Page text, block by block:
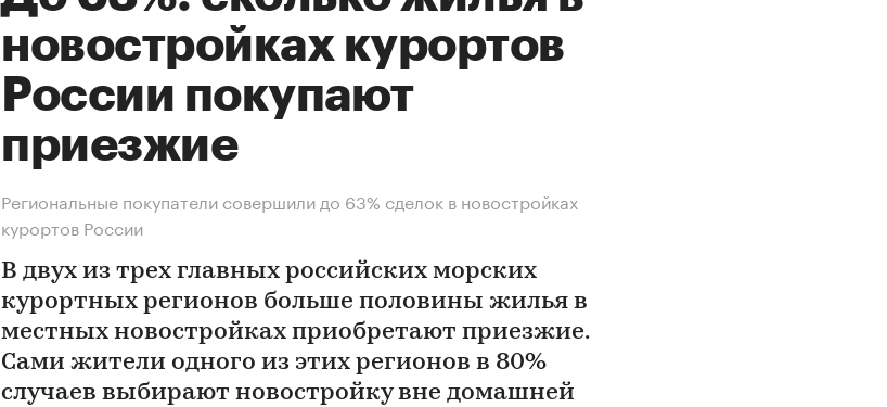
новостройках курортов
России покупают
приезжие
Региональные покупатели совершили до 63% сделок в новостройках
курортов России
В двух из трех главных российских морских
курортных регионов больше половины жилья в
местных новостройках приобретают приезжие.
Сами жители одного из этих регионов в 80%
случаев выбирают новостройку вне домашней